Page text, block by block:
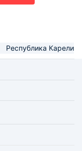
Республика Карелия